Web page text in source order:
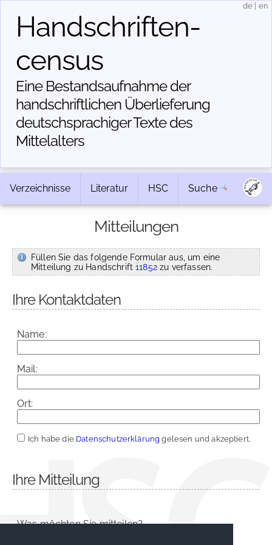
Handschriften­
census
Eine Bestandsaufnahme der
handschriftlichen Über­lieferung
deutschsprachiger Texte des
Mittelalters
de en
Verzeichnisse Literatur HSC Suche
Mitteilungen
Füllen Sie das folgende Formular aus, um eine
Mitteilung zu Handschrift11852zu verfassen.
Ihre Kontaktdaten
Name:
Mail:
Ort:
Ich habe die Datenschutzerklärung gelesen und akzeptiert.
Ihre Mitteilung
Was möchten Sie mitteilen?